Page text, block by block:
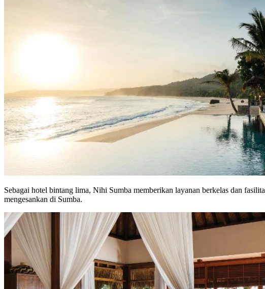
Sebagai hotel bintang lima, Nihi Sumba memberikan layanan berkelas dan
mengesankan di Sumba.